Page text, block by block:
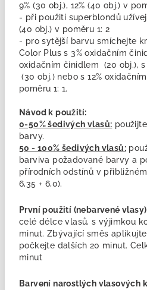
9% (30 obj.), 12% (40 obj.) v
- při použití superblondů
(40 obj.) v poměru 1: 2
- pro sytější barvu smíchejte
Color Plus s 3% oxidačním
oxidačním činidlem (20 obj.),
(30 obj.) nebo s 12%
poměru 1: 1.
Návod k použití:
0-50% šedivých vlasů:
barvy.
50 - 100% šedivých vlasů:
barviva požadované barvy a
přírodních odstínů v
6,35 + 6,0).
První použití (nebarvené
celé délce vlasů, s výjimkou
minut. Zbývající směs
počkejte dalších 20 minut.
minut
Barvení narostlých vlasových